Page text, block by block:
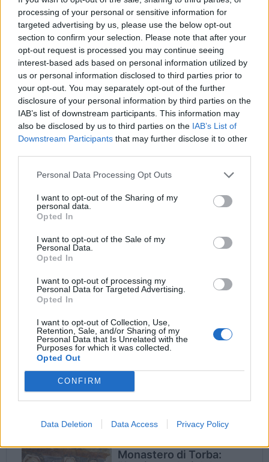
processing of your personal or sensitive information for
targeted advertising by us, please use the below opt-out
section to confirm your selection. Please note that after your
opt-out request is processed you may continue seeing
interest-based ads based on personal information utilized by
us or personal information disclosed to third parties prior to
your opt-out. You may separately opt-out of the further
disclosure of your personal information by third parties on the
IAB’s list of downstream participants. This information may
also be disclosed by us to third parties on the IAB’s List of
Downstream Participants that may further disclose it to other
Personal Data Processing Opt Outs
I want to opt-out of the Sharing of my
personal data.
Opted In
I want to opt-out of the Sale of my
Personal Data.
Opted In
I want to opt-out of processing my
Personal Data for Targeted Advertising.
Opted In
I want to opt-out of Collection, Use,
Retention, Sale, and/or Sharing of my
Personal Data that Is Unrelated with the
Purposes for which it was collected.
Opted Out
CONFIRM
Data Deletion Data Access Privacy Policy
Visite al tramonto – Storie a colori del
Medioevo
sabato 12 luglio e 2 agosto, dalle ore 18.30
quale significato aveva invece per l’uomo
medievale? La misteriosa simbologia del colore
viene raccontata attraverso le pitture del
Monastero di Torba: dal bianco delle vesti
degli angeli al rosso di quelle dei martiri,
dall’umiltà del nero al potere dell’oro. Sarà
possibile scoprirla grazie a speciali visite
guidate al calar del sole, con possibilità di
cena. Un colorato percorso attraverso l’arte, la
spiritualità e le credenze per conoscere
similitudini e differenze tra l’uomo medievale e
quello contemporaneo.